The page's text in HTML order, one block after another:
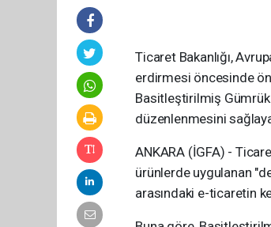
Ticaret Bakanlığı,
erdirmesi öncesinde
Basitleştirilmiş Gümrük
düzenlenmesini
ANKARA (İGFA) -
ürünlerde uygulanan
arasındaki e-ticaretin